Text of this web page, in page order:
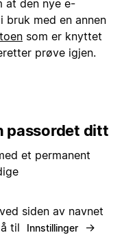
at den nye e-
bruk med en annen
som er knyttet
prøve igjen.
passordet ditt
et permanent
siden av navnet
til
Innstillinger →